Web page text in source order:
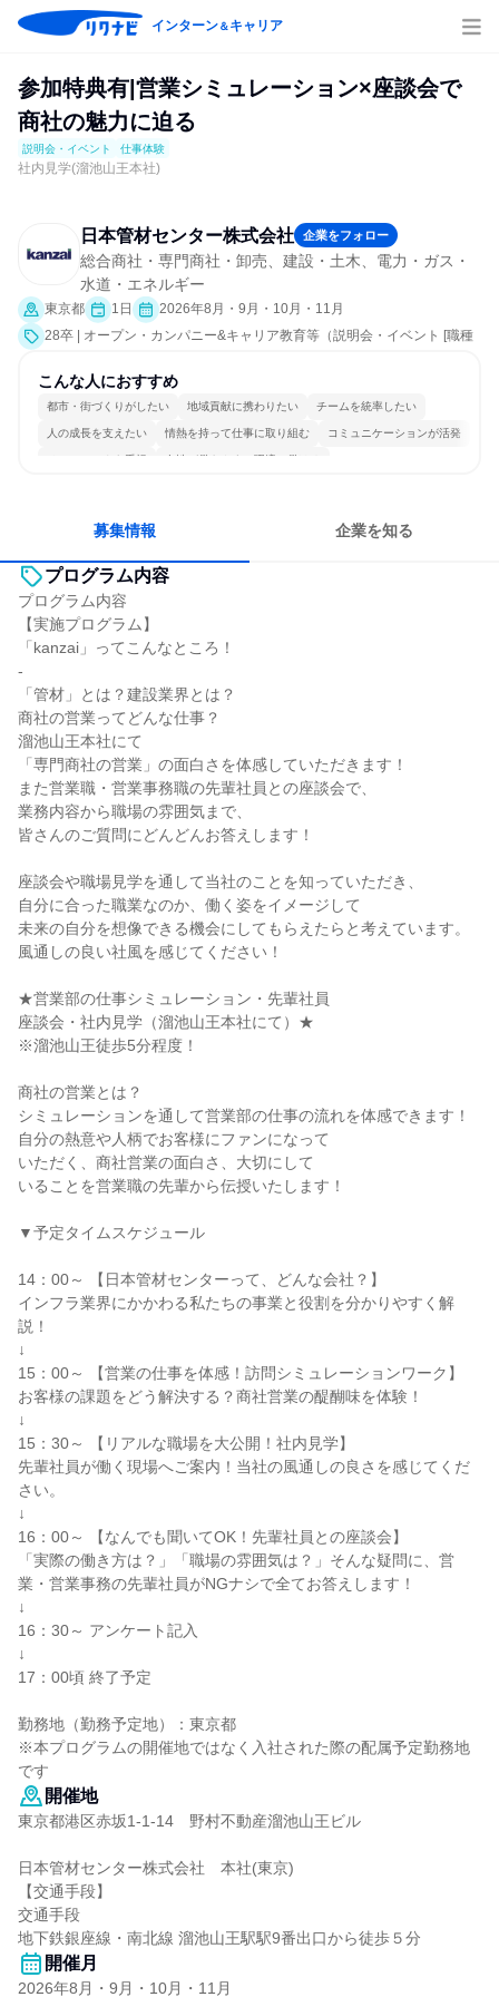
インターン＆キャリア
参加特典有|営業シミュレーション×座談会で
商社の魅力に迫る
説明会・イベント 仕事体験
社内見学(溜池山王本社)
日本管材センター株式会社 企業をフォロー
総合商社・専門商社・卸売、建設・土木、電力・ガス・
水道・エネルギー
東京都 1日
2026年8月・9月・10月・11月
28卒 | オープン・カンパニー&キャリア教育等（説明会・イベント [職種
こんな人におすすめ
都市・街づくりがしたい 地域貢献に携わりたい チームを統率したい
人の成長を支えたい 情熱を持って仕事に取り組む コミュニケーションが活発
チームワークを重視 女性が働きやすい環境で働ける
募集情報 企業を知る
プログラム内容
プログラム内容
【実施プログラム】
「kanzai」ってこんなところ！
-
「管材」とは？建設業界とは？
商社の営業ってどんな仕事？
溜池山王本社にて
「専門商社の営業」の面白さを体感していただきます！
また営業職・営業事務職の先輩社員との座談会で、
業務内容から職場の雰囲気まで、
皆さんのご質問にどんどんお答えします！
座談会や職場見学を通して当社のことを知っていただき、
自分に合った職業なのか、働く姿をイメージして
未来の自分を想像できる機会にしてもらえたらと考えています。
風通しの良い社風を感じてください！
★営業部の仕事シミュレーション・先輩社員
座談会・社内見学（溜池山王本社にて）★
※溜池山王徒歩5分程度！
商社の営業とは？
シミュレーションを通して営業部の仕事の流れを体感できます！
自分の熱意や人柄でお客様にファンになって
いただく、商社営業の面白さ、大切にして
いることを営業職の先輩から伝授いたします！
▼予定タイムスケジュール
14：00～ 【日本管材センターって、どんな会社？】
インフラ業界にかかわる私たちの事業と役割を分かりやすく解
説！
↓
15：00～ 【営業の仕事を体感！訪問シミュレーションワーク】
お客様の課題をどう解決する？商社営業の醍醐味を体験！
↓
15：30～ 【リアルな職場を大公開！社内見学】
先輩社員が働く現場へご案内！当社の風通しの良さを感じてくだ
さい。
↓
16：00～ 【なんでも聞いてOK！先輩社員との座談会】
「実際の働き方は？」「職場の雰囲気は？」そんな疑問に、営
業・営業事務の先輩社員がNGナシで全てお答えします！
↓
16：30～ アンケート記入
↓
17：00頃 終了予定
勤務地（勤務予定地）：東京都
※本プログラムの開催地ではなく入社された際の配属予定勤務地
です
開催地
東京都港区赤坂1-1-14 野村不動産溜池山王ビル
日本管材センター株式会社 本社(東京)
【交通手段】
交通手段
地下鉄銀座線・南北線 溜池山王駅駅9番出口から徒歩５分
開催月
2026年8月・9月・10月・11月